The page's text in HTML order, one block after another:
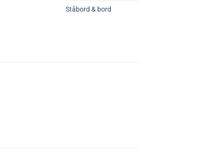
Ståbord & bord